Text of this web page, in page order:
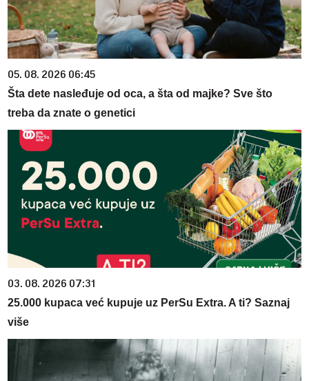
05. 08. 2026 06:45
Šta dete nasleđuje od oca, a šta od majke? Sve što
treba da znate o genetici
03. 08. 2026 07:31
25.000 kupaca već kupuje uz PerSu Extra. A ti? Saznaj
više